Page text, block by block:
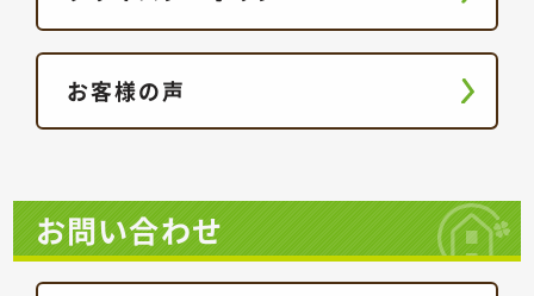
お客様の声
お問い合わせ